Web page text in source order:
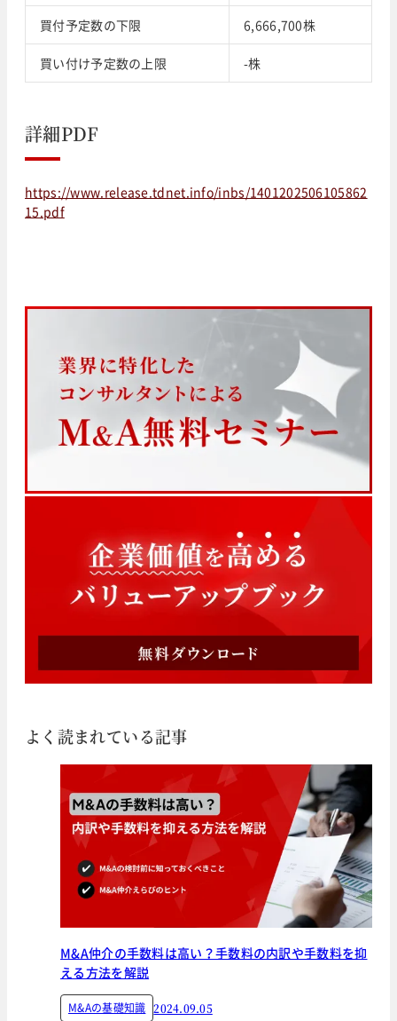
買付予定数の下限 6,666,700株
買い付け予定数の上限 -株
詳細PDF
https://www.release.tdnet.info/inbs/1401202506105862
15.pdf
よく読まれている記事
M&A仲介の手数料は高い？手数料の内訳や手数料を抑
える方法を解説
M&Aの基礎知識 2024.09.05